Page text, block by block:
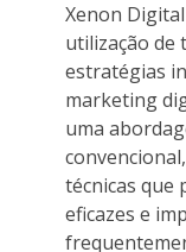
Xenon
utilização de
estratégias
marketing
uma
técnicas que
eficazes e